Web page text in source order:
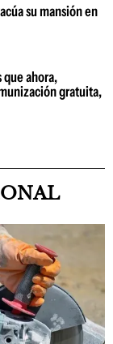
su mansión en
ahora,
gratuita,